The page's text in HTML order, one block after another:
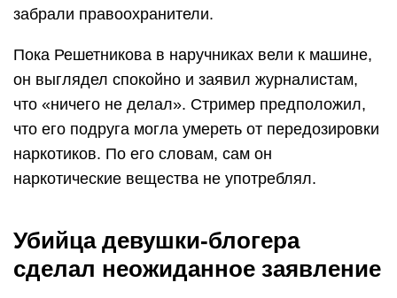
забрали правоохранители.
Пока Решетникова в наручниках вели к машине,
он выглядел спокойно и заявил журналистам,
что «ничего не делал». Стример предположил,
что его подруга могла умереть от передозировки
наркотиков. По его словам, сам он
наркотические вещества не употреблял.
Убийца девушки-блогера
сделал неожиданное заявление